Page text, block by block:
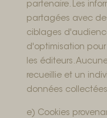
partenaire. Les
partagées avec
ciblages
d'optimisation
les éditeurs.
recueillie et un
données
e) Cookies